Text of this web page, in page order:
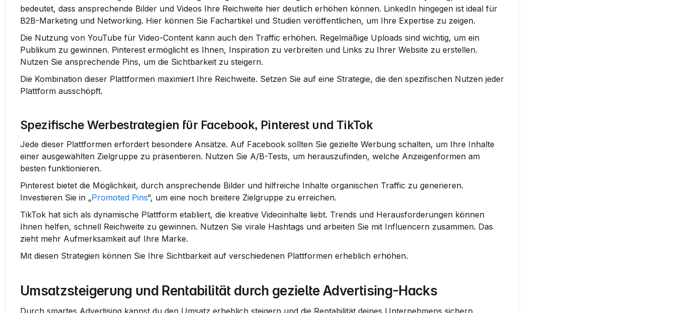
bedeutet, dass ansprechende Bilder und Videos Ihre Reichweite hier deutlich erhöhen können. LinkedIn hingegen ist ideal für
B2B-Marketing und Networking. Hier können Sie Fachartikel und Studien veröffentlichen, um Ihre Expertise zu zeigen.
Die Nutzung von YouTube für Video-Content kann auch den Traffic erhöhen. Regelmäßige Uploads sind wichtig, um ein
Publikum zu gewinnen. Pinterest ermöglicht es Ihnen, Inspiration zu verbreiten und Links zu Ihrer Website zu erstellen.
Nutzen Sie ansprechende Pins, um die Sichtbarkeit zu steigern.
Die Kombination dieser Plattformen maximiert Ihre Reichweite. Setzen Sie auf eine Strategie, die den spezifischen Nutzen jeder
Plattform ausschöpft.
Spezifische Werbestrategien für Facebook, Pinterest und TikTok
Jede dieser Plattformen erfordert besondere Ansätze. Auf Facebook sollten Sie gezielte Werbung schalten, um Ihre Inhalte
einer ausgewählten Zielgruppe zu präsentieren. Nutzen Sie A/B-Tests, um herauszufinden, welche Anzeigenformen am
besten funktionieren.
Pinterest bietet die Möglichkeit, durch ansprechende Bilder und hilfreiche Inhalte organischen Traffic zu generieren.
Investieren Sie in „Promoted Pins“, um eine noch breitere Zielgruppe zu erreichen.
TikTok hat sich als dynamische Plattform etabliert, die kreative Videoinhalte liebt. Trends und Herausforderungen können
Ihnen helfen, schnell Reichweite zu gewinnen. Nutzen Sie virale Hashtags und arbeiten Sie mit Influencern zusammen. Das
zieht mehr Aufmerksamkeit auf Ihre Marke.
Mit diesen Strategien können Sie Ihre Sichtbarkeit auf verschiedenen Plattformen erheblich erhöhen.
Umsatzsteigerung und Rentabilität durch gezielte Advertising-Hacks
Durch smartes Advertising kannst du den Umsatz erheblich steigern und die Rentabilität deines Unternehmens sichern.